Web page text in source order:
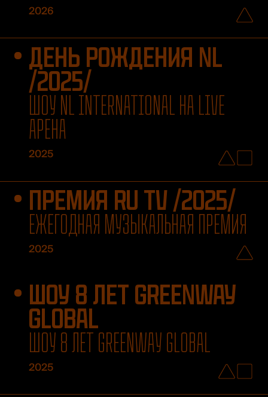
2026
ДЕНЬ РОЖДЕНИЯ NL
/2025/
ШОУ NL INTERNATIONAL НА LIVE
АРЕНА
2025
ПРЕМИЯ RU TV /2025/
ЕЖЕГОДНАЯ МУЗЫКАЛЬНАЯ ПРЕМИЯ
2025
ШОУ 8 ЛЕТ GREENWAY
GLOBAL
ШОУ 8 ЛЕТ GREENWAY GLOBAL
2025